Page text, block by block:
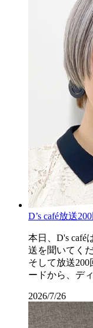
D’s café放送
本日、D's café
送を聞いてく
そして放送
ードから、デ
2026/7/26